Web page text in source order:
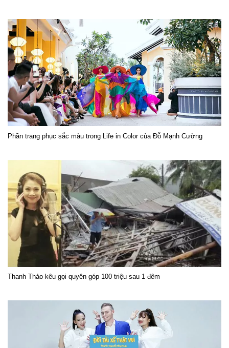
Phần trang phục sắc màu trong Life in Color của Đỗ Mạnh Cường
Thanh Thảo kêu gọi quyên góp 100 triệu sau 1 đêm